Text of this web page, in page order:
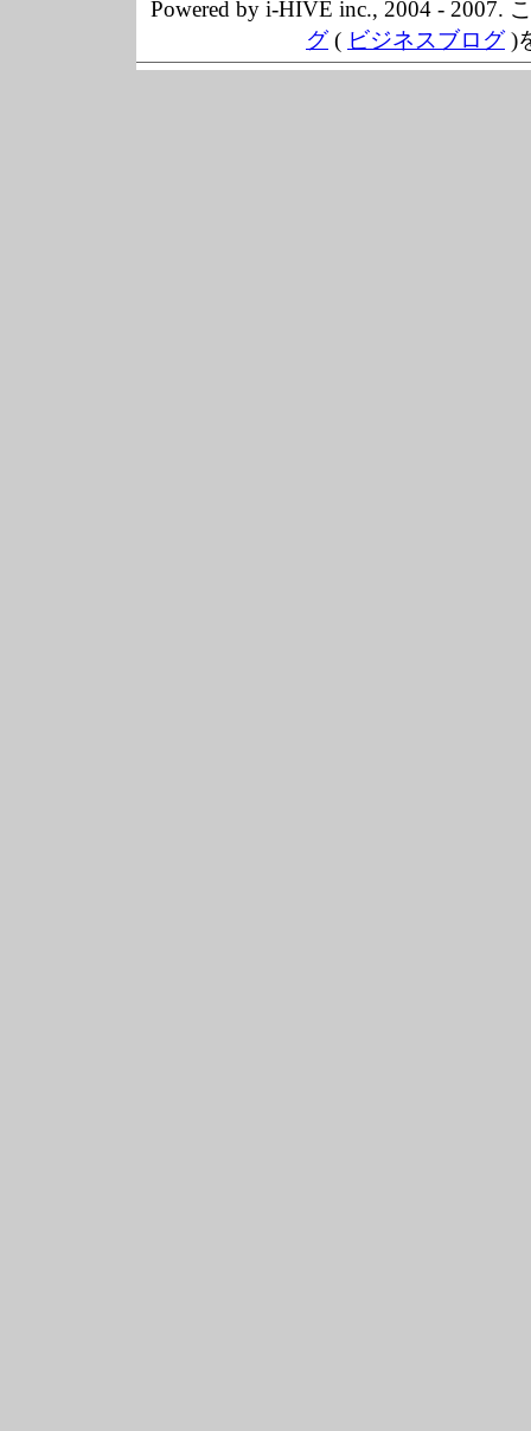
Powered by i-HIVE inc., 2004 - 2007.
グ( ビジネスブログ)